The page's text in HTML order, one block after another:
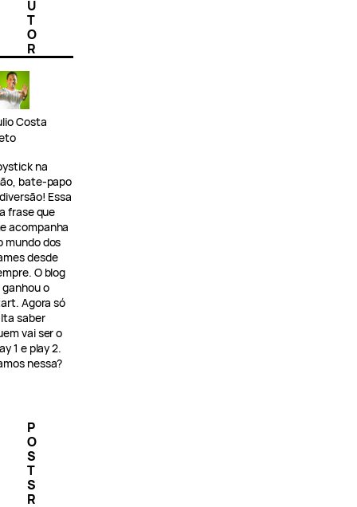
U
T
O
R
Costa
na
bate-papo
Essa
frase que
acompanha
mundo dos
desde
O blog
ganhou o
Agora só
saber
vai ser o
1 e play 2.
nessa?
P
O
S
T
S
R